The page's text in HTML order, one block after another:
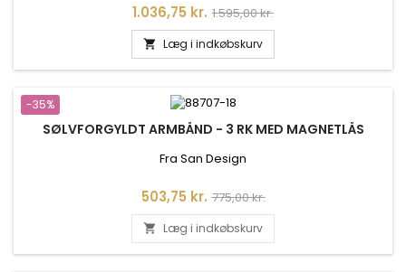
Pris
1.036,75 kr. Normalpris
1.595,00 kr.
 Læg i indkøbskurv
-35%
SØLVFORGYLDT ARMBÅND - 3 RK MED MAGNETLÅS
Fra San Design
Pris
503,75 kr. Normalpris
775,00 kr.
 Læg i indkøbskurv